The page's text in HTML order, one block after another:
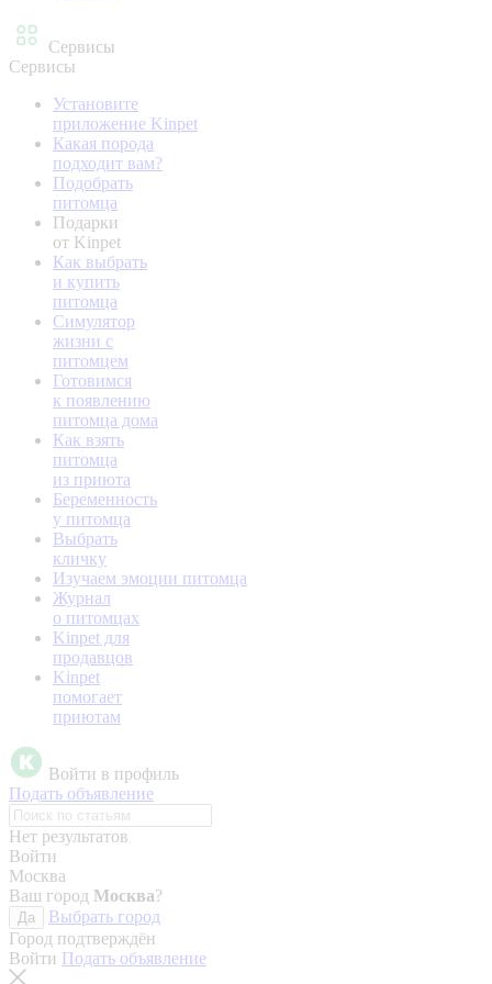
Сервисы
Сервисы
Установите
приложение Kinpet
Какая порода
подходит вам?
Подобрать
питомца
Подарки
от Kinpet
Как выбрать
и купить
питомца
Симулятор
жизни с
питомцем
Готовимся
к появлению
питомца дома
Как взять
питомца
из приюта
Беременность
у питомца
Выбрать
кличку
Изучаем эмоции питомца
Журнал
о питомцах
Kinpet для
продавцов
Kinpet
помогает
приютам
Войти в профиль
Подать объявление
Нет результатов
Войти
Москва
Ваш город Москва?
Да
Выбрать город
Город подтверждён
Войти Подать объявление